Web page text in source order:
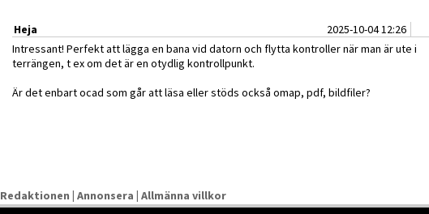
Heja 2025-10-04 12:26
Intressant! Perfekt att lägga en bana vid datorn och flytta kontroller när man är ute i
terrängen, t ex om det är en otydlig kontrollpunkt.
Är det enbart ocad som går att läsa eller stöds också omap, pdf, bildfiler?
Redaktionen | Annonsera | Allmänna villkor